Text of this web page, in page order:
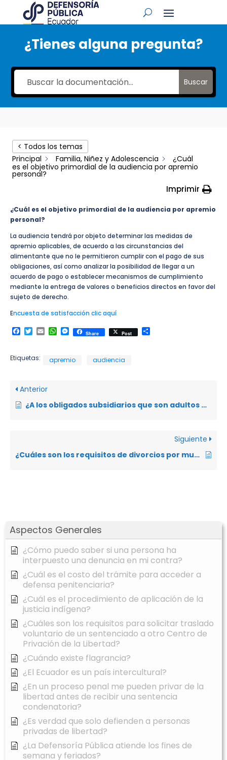
¿Tienes alguna pregunta?
Buscar
Aspectos Generales
¿Cómo puedo saber si una persona ha
interpuesto una denuncia en mi contra?
¿Cuál es el costo del trámite para acceder a
defensa penitenciaria?
¿Cuál es el procedimiento de aplicación de la
justicia indígena?
¿Cuáles son los requisitos para solicitar traslado
voluntario de un sentenciado a otro Centro de
Privación de la Libertad?
¿Cuándo existe flagrancia?
¿El Ecuador es un país intercultural?
¿En un proceso penal me pueden privar de la
libertad antes de recibir una sentencia
condenatoria?
¿Es verdad que solo defienden a personas
privadas de libertad?
¿La Defensoría Pública atiende los fines de
semana y feriados?
< Todos los temas
Principal
Familia, Niñez y Adolescencia
¿Cuál
es el objetivo primordial de la audiencia por apremio
personal?
Imprimir
¿Cuál es el objetivo primordial de la audiencia por apremio
personal?
La audiencia tendrá por objeto determinar las medidas de
apremio aplicables, de acuerdo a las circunstancias del
alimentante que no le permitieron cumplir con el pago de sus
obligaciones, así como analizar la posibilidad de llegar a un
acuerdo de pago o establecer mecanismos de cumplimiento
mediante la entrega de valores o beneficios directos en favor del
sujeto de derecho.
Encuesta de satisfacción clic aquí
Facebook
Twitter
EmailWhatsApp
Messenger
Share Post
Etiquetas: apremio audiencia
Anterior
¿A los obligados subsidiarios que son adultos mayores, se les pueden girar una boleta de apremio por las pensiones alimenticias?
Siguiente
¿Cuáles son los requisitos de divorcios por mutuo acuerdo con hijos dependientes?